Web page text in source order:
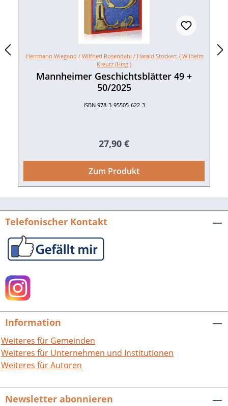
Das Buch versteht sich daher als ein Beitrag
zur Pforzheimer Industriegeschichte. 112 S.
mit ca. 90 farbigen Abb., fester Einband. 2007.
Presseinformation als pdf-Datei zum
Download Buch-Cover als tif-Datei zum
Download
Herrmann Wiegand / Wilfried Rosendahl / Harald Stockert / Wilhelm
Kreutz (Hrsg.)
Mannheimer Geschichtsblätter 49 +
50/2025
ISBN 978-3-95505-622-3
Regulärer Preis:
27,90 €
Zum Produkt
Telefonischer Kontakt
Information
Weiteres für Gemeinden
Weiteres für Unternehmen und Institutionen
Weiteres für Autoren
Newsletter abonnieren